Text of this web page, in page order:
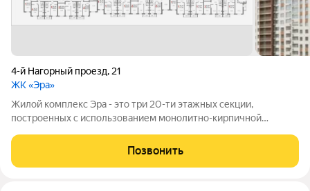
4-й Нагорный проезд, 21
ЖК «Эра»
Жилой комплекс Эра - это три 20-ти этажных секции,
построенных с использованием монолитно-кирпичной
первый этаж и наличие крышной котельной, позволяющей
будущим жителям дома самим контролировать
Позвонить